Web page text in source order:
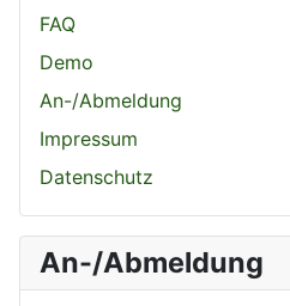
FAQ
Demo
An-/Abmeldung
Impressum
Datenschutz
An-/Abmeldung